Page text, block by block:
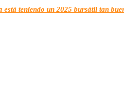
teniendo un 2025 bursátil tan